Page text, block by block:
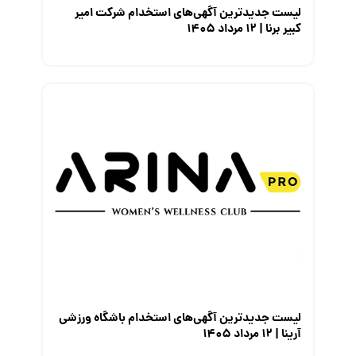
لیست جدیدترین آگهی‌های استخدام شرکت امیر
کبیر برنا | ۱۲ مرداد ۱۴۰۵
لیست جدیدترین آگهی‌های استخدام باشگاه ورزشی
آرینا | ۱۲ مرداد ۱۴۰۵